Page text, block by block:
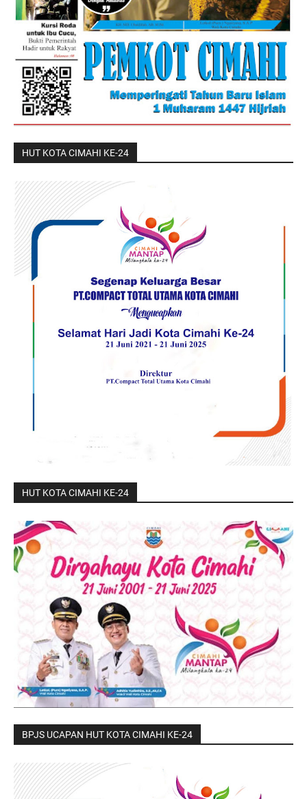
HUT KOTA CIMAHI KE-24
HUT KOTA CIMAHI KE-24
BPJS UCAPAN HUT KOTA CIMAHI KE-24